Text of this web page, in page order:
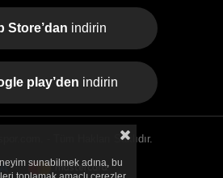
Store’dan indirin
play’den indirin
- Tüm Hakları Saklıdır.
sunabilmek adına, bu